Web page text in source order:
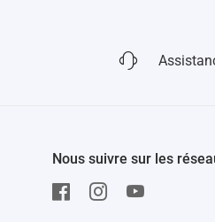
Nous suivre sur les